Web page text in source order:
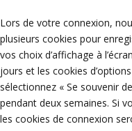
Lors de votre connexion,
plusieurs cookies pour
vos choix d’affichage à
jours et les cookies
sélectionnez « Se souvenir
pendant deux semaines. Si
les cookies de connexion